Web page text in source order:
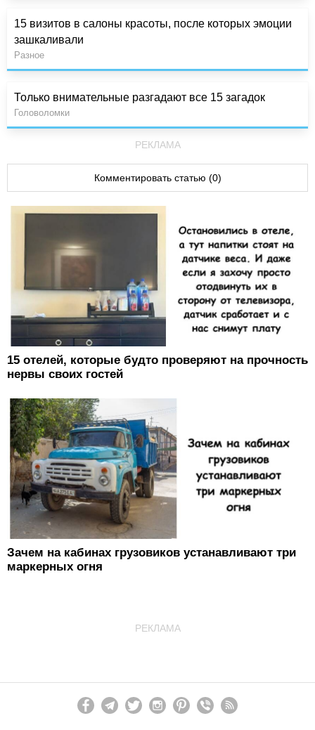
15 визитов в салоны красоты, после которых эмоции
зашкаливали
Разное
Только внимательные разгадают все 15 загадок
Головоломки
РЕКЛАМА
Комментировать статью (0)
15 отелей, которые будто проверяют на прочность
нервы своих гостей
Зачем на кабинах грузовиков устанавливают три
маркерных огня
РЕКЛАМА